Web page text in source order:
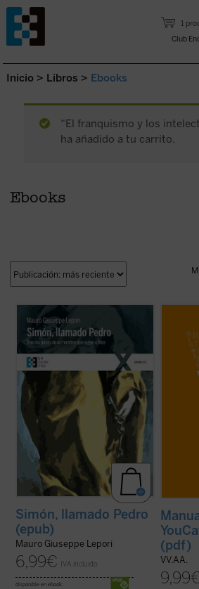
1
Club
Saltar al contenido.
Inicio > Libros > Ebooks
“El franquismo y los
ha añadido a tu carrito.
Ebooks
tener toda su vida bajo control. Su casa, su
familia, la pesca: era fácil gestionar su
pequeño mundo. (...) Ahora, en cambio,
de personas de toda raza y lengua ...(ver
ficha)
Simón, llamado Pedro
(epub)
Mauro Giuseppe Lepori
6,99€ IVA incluido
disponible en ebook:
Confirmación.
En él
vida
encuentras
(pdf)
VV.AA.
9,99